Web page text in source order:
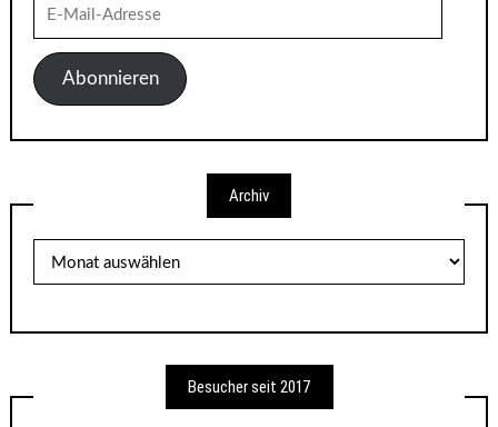
Mail-
AdresseAbonnieren
Archiv
Besucher seit 2017